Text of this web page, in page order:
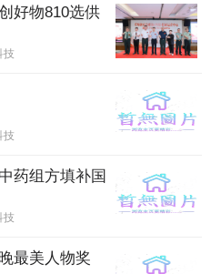
好物810选供
技
技
药组方填补国
技
最美人物奖